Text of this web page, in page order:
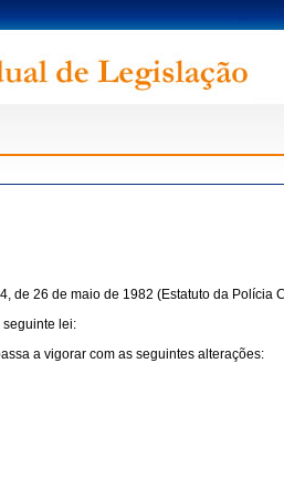
de 26 de maio de 1982 (Estatuto da Polícia
seguinte lei:
a vigorar com as seguintes alterações: